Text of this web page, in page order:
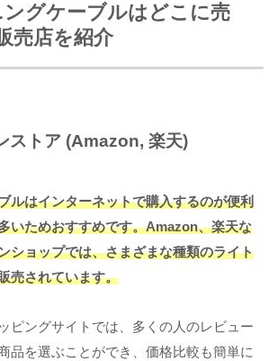
グケーブルはどこに売
売店を紹介
ストア (Amazon, 楽天)
ルはインターネットで購入するのが便利
いためおすすめです。Amazon、楽天な
ショップでは、さまざまな種類のライト
売されています。
ピングサイトでは、多くの人のレビュー
品を選ぶことができ、価格比較も簡単に